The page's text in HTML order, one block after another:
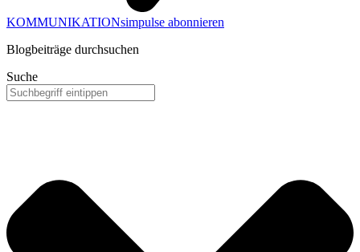
KOMMUNIKATIONsimpulse abonnieren
Blogbeiträge durchsuchen
Suche